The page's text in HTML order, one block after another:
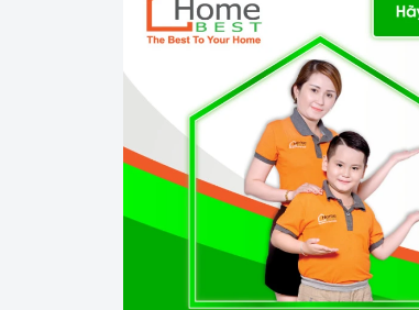
Công nghệ hiện đại
Linh kiện: Mâm đốt Somipress - Ý
Phụ kiện Trung Quốc.
Hệ thống đánh lửa bằng pin IC.